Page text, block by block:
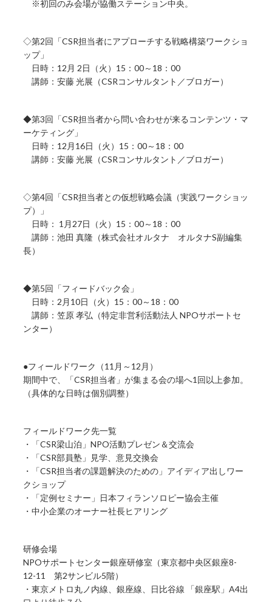
※初回のみ会場が協働ステーション中央。
◇第2回「CSR担当者にアプローチする戦略構築ワークショ
ップ」
日時：12月 2日（火）15：00～18：00
講師：安藤 光展（CSRコンサルタント／ブロガー）
◆第3回「CSR担当者から問い合わせが来るコンテンツ・マ
ーケティング」
日時：12月16日（火）15：00～18：00
講師：安藤 光展（CSRコンサルタント／ブロガー）
◇第4回「CSR担当者との仮想戦略会議（実践ワークショッ
プ）」
日時： 1月27日（火）15：00～18：00
講師：池田 真隆（株式会社オルタナ オルタナS副編集
長）
◆第5回「フィードバック会」
日時：2月10日（火）15：00～18：00
講師：笠原 孝弘（特定非営利活動法人 NPOサポートセ
ンター）
●フィールドワーク（11月～12月）
期間中で、「CSR担当者」が集まる会の場へ1回以上参加。
（具体的な日時は個別調整）
フィールドワーク先一覧
・「CSR梁山泊」NPO活動プレゼン＆交流会
・「CSR部員塾」見学、意見交換会
・「CSR担当者の課題解決のための」アイディア出しワー
クショップ
・「定例セミナー」日本フィランソロピー協会主催
・中小企業のオーナー社長ヒアリング
研修会場
NPOサポートセンター銀座研修室（東京都中央区銀座8-
12-11 第2サンビル5階）
・東京メトロ丸ノ内線、銀座線、日比谷線 「銀座駅」A4出